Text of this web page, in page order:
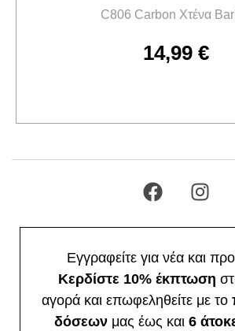
C806 Carbon Χτένα
14,99 €
Εγγραφείτε για νέα και
Κερδίστε 10% έκπτωση
αγορά και επωφεληθείτε με το
δόσεων μας έως και 6